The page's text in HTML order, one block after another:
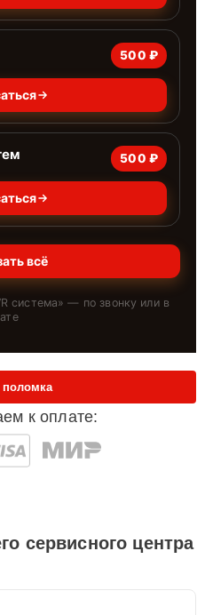
500 ₽
500 ₽
всё
система» — по звонку или в
к оплате:
поломка
сервисного центра